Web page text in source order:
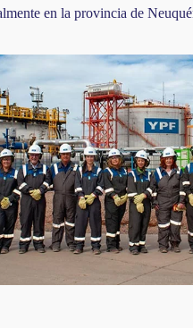
en la provincia de